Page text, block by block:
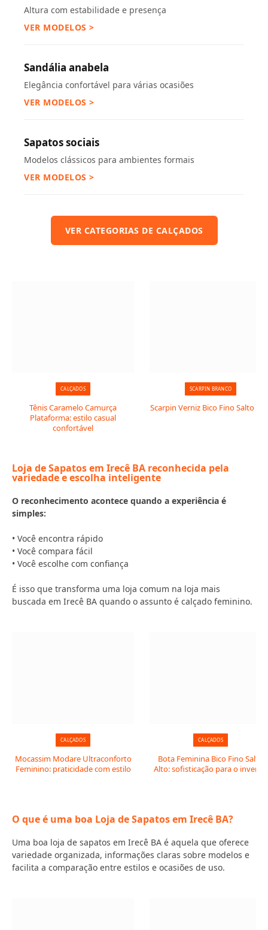
Altura com estabilidade e presença
VER MODELOS >
Sandália anabela
Elegância confortável para várias ocasiões
VER MODELOS >
Sapatos sociais
Modelos clássicos para ambientes formais
VER MODELOS >
VER CATEGORIAS DE CALÇADOS
CALÇADOS
Tênis Caramelo Camurça
Plataforma: estilo casual
confortável
SCARPIN BRANCO
Scarpin Verniz Bico Fino Salto
Loja de Sapatos em Irecê BA reconhecida pela
variedade e escolha inteligente
O reconhecimento acontece quando a experiência é
simples:
• Você encontra rápido
• Você compara fácil
• Você escolhe com confiança
É isso que transforma uma loja comum na loja mais
buscada em Irecê BA quando o assunto é calçado feminino.
CALÇADOS
Mocassim Modare Ultraconforto
Feminino: praticidade com estilo
CALÇADOS
Bota Feminina Bico Fino Salto
Alto: sofisticação para o inverno
O que é uma boa Loja de Sapatos em Irecê BA?
Uma boa loja de sapatos em Irecê BA é aquela que oferece
variedade organizada, informações claras sobre modelos e
facilita a comparação entre estilos e ocasiões de uso.